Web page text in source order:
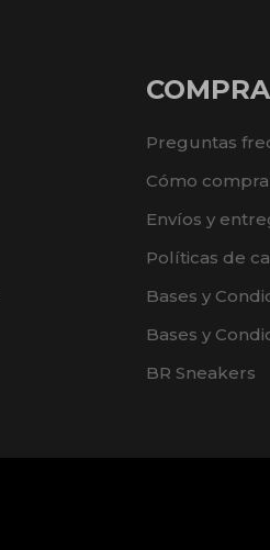
COMPRA
Preguntas
Cómo
Envíos y
Políticas de
Bases y
Bases y
BR Sneakers